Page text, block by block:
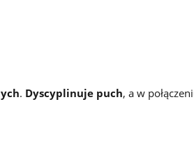
. Dyscyplinuje puch, a w